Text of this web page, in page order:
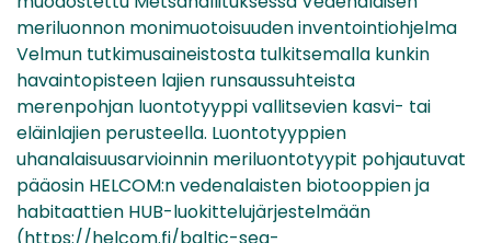
meriluonnon monimuotoisuuden inventointiohjelma
Velmun tutkimusaineistosta tulkitsemalla kunkin
havaintopisteen lajien runsaussuhteista
merenpohjan luontotyyppi vallitsevien kasvi- tai
eläinlajien perusteella. Luontotyyppien
uhanalaisuusarvioinnin meriluontotyypit pohjautuvat
pääosin HELCOM:n vedenalaisten biotooppien ja
habitaattien HUB-luokittelujärjestelmään